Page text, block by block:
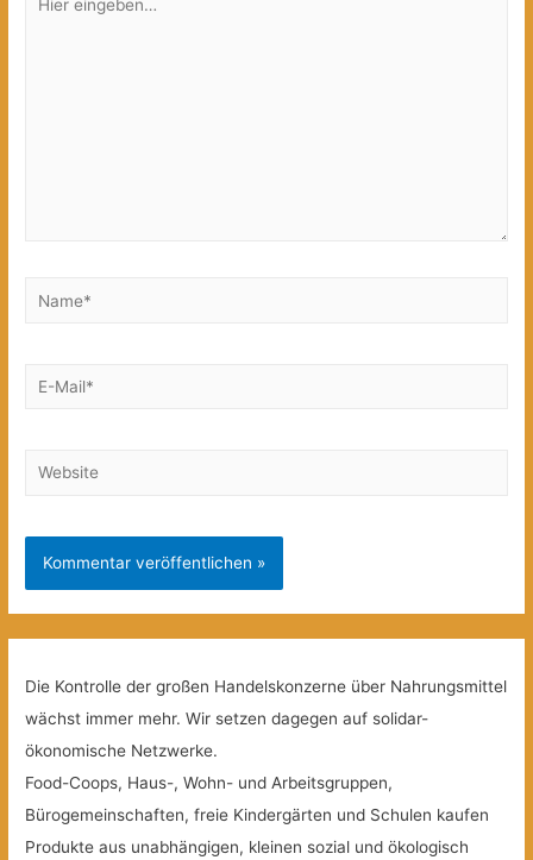
eingeben…
Name*
E-
Website
Die Kontrolle der großen Handelskonzerne über Nahrungsmittel
wächst immer mehr. Wir setzen dagegen auf solidar-
ökonomische Netzwerke.
Food-Coops, Haus-, Wohn- und Arbeitsgruppen,
Bürogemeinschaften, freie Kindergärten und Schulen kaufen
Produkte aus unabhängigen, kleinen sozial und ökologisch